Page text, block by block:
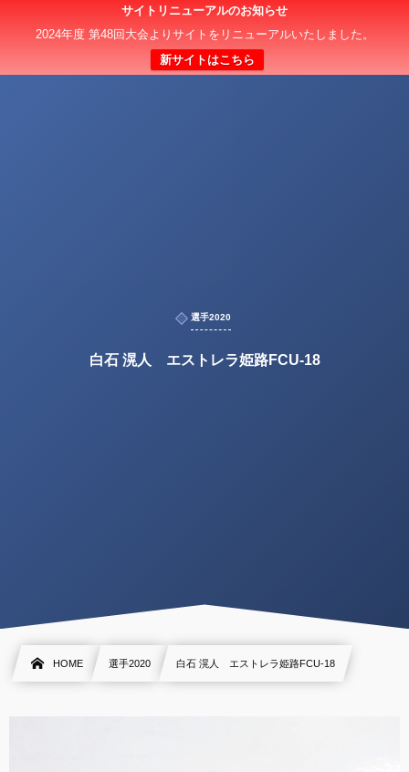
サイトリニューアルのお知らせ
2024年度 第48回大会よりサイトをリニューアルいたしました。
新サイトはこちら
選手2020
白石 滉人 エストレラ姫路FCU-18
HOME 選手2020 白石 滉人 エストレラ姫路FCU-18